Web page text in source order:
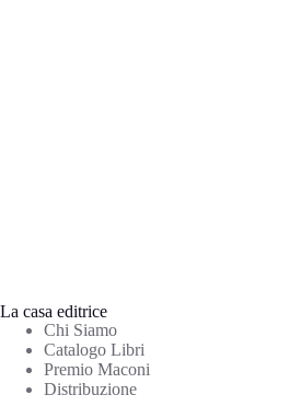
La casa editrice
Chi Siamo
Catalogo Libri
Premio Maconi
Distribuzione